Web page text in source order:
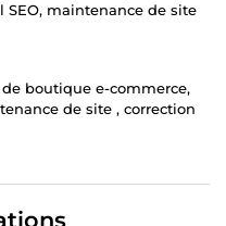
maintenance de site
boutique e-commerce,
de site , correction